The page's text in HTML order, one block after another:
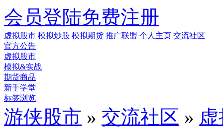
会员登陆免费注册
虚拟股市 模拟炒股 模拟期货 推广联盟 个人主页 交流社区
官方公告
虚拟股市
模拟&实战
期货商品
新手学堂
标签浏览
游侠股市 » 交流社区 »